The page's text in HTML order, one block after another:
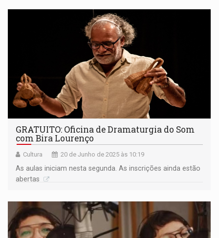
GRATUITO: Oficina de Dramaturgia do Som
com Bira Lourenço
Cultura 20 de Junho de 2025 às 10:19
As aulas iniciam nesta segunda. As inscrições ainda estão
abertas